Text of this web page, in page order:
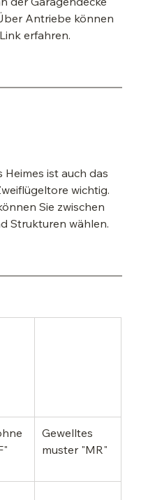
Antriebe können
erfahren.
Heimes ist auch das
wichtig.
Sie zwischen
Strukturen wählen.
Gewelltes
muster "MR"